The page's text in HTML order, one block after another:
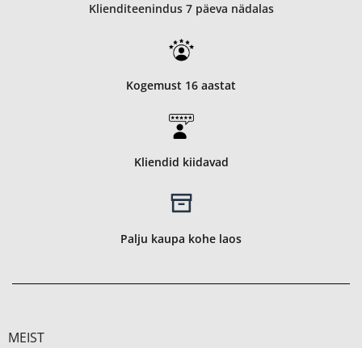
Klienditeenindus 7 päeva nädalas
Kogemust 16 aastat
Kliendid kiidavad
Palju kaupa kohe laos
MEIST